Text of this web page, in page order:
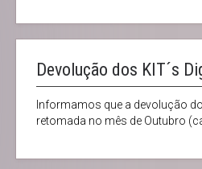
Devolução dos KIT´s
Informamos que a devolução
retomada no mês de Outubro